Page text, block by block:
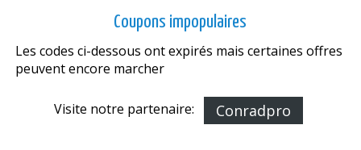
Coupons impopulaires
Les codes ci-dessous ont expirés mais certaines offres
peuvent encore marcher
Visite notre partenaire: Conradpro